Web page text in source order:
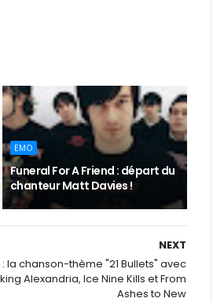
EMO
Funeral For A Friend : départ du
chanteur Matt Davies !
NEXT
la chanson-thème "21 Bullets" avec
Alexandria, Ice Nine Kills et From
Ashes to New